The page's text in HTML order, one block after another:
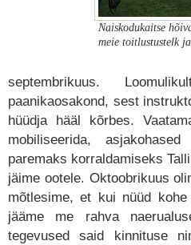
Naiskodukaitse
meie toitlustustelk
septembrikuus.
paanikaosakond, sest
hüüdja hääl kõrbes.
mobiliseerida,
paremaks korraldamiseks
jäime ootele. Oktoobrikuus
mõtlesime, et kui nüüd
jääme me rahva
tegevused said kinnituse